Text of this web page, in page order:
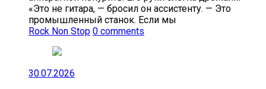
«Это не гитара, — бросил он ассистенту. — Это
промышленный станок. Если мы
Rock Non Stop 0 comments
30.07.2026